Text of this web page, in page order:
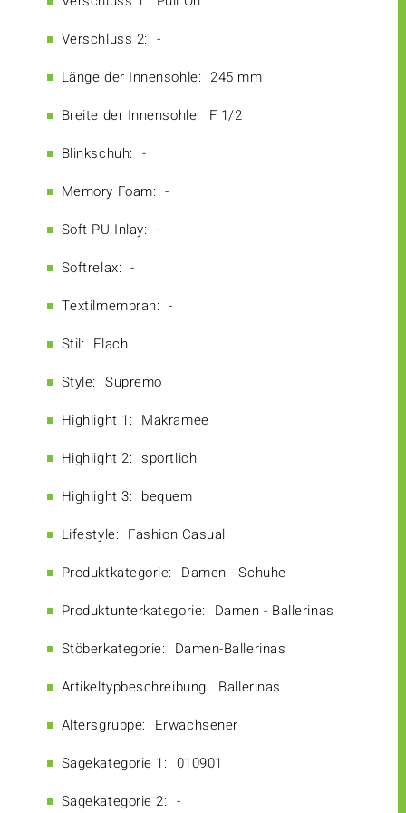
Verschluss 2: -
Länge der Innensohle: 245 mm
Breite der Innensohle: F 1/2
Blinkschuh: -
Memory Foam: -
Soft PU Inlay: -
Softrelax: -
Textilmembran: -
Stil: Flach
Style: Supremo
Highlight 1: Makramee
Highlight 2: sportlich
Highlight 3: bequem
Lifestyle: Fashion Casual
Produktkategorie: Damen - Schuhe
Produktunterkategorie: Damen - Ballerinas
Stöberkategorie: Damen-Ballerinas
Artikeltypbeschreibung: Ballerinas
Altersgruppe: Erwachsener
Sagekategorie 1: 010901
Sagekategorie 2: -